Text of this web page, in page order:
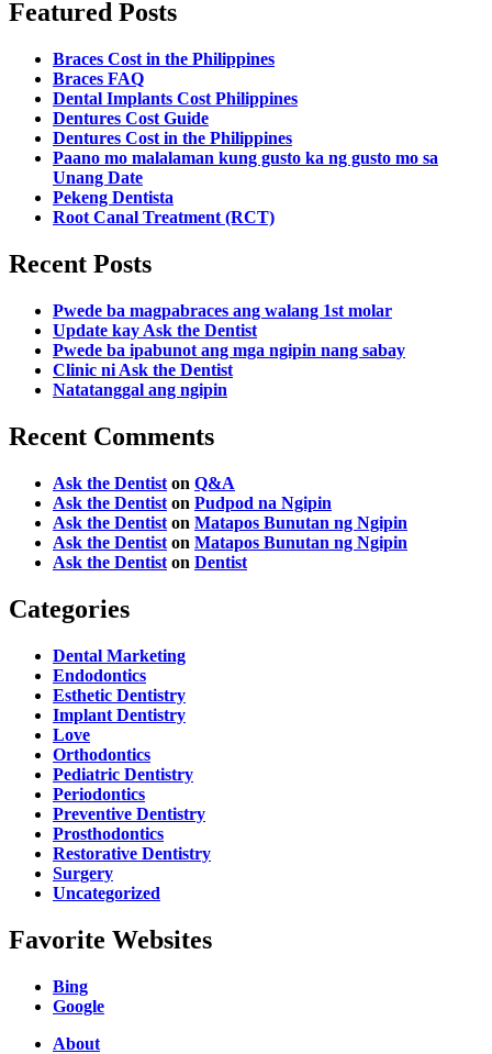
Featured Posts
Braces Cost in the Philippines
Braces FAQ
Dental Implants Cost Philippines
Dentures Cost Guide
Dentures Cost in the Philippines
Paano mo malalaman kung gusto ka ng gusto mo sa
Unang Date
Pekeng Dentista
Root Canal Treatment (RCT)
Recent Posts
Pwede ba magpabraces ang walang 1st molar
Update kay Ask the Dentist
Pwede ba ipabunot ang mga ngipin nang sabay
Clinic ni Ask the Dentist
Natatanggal ang ngipin
Recent Comments
Ask the Dentist on Q&A
Ask the Dentist on Pudpod na Ngipin
Ask the Dentist on Matapos Bunutan ng Ngipin
Ask the Dentist on Matapos Bunutan ng Ngipin
Ask the Dentist on Dentist
Categories
Dental Marketing
Endodontics
Esthetic Dentistry
Implant Dentistry
Love
Orthodontics
Pediatric Dentistry
Periodontics
Preventive Dentistry
Prosthodontics
Restorative Dentistry
Surgery
Uncategorized
Favorite Websites
Bing
Google
About